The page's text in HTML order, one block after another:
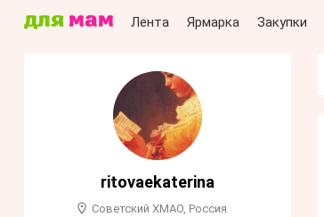
Лента Ярмарка Закупки
ritovaekaterina
Советский ХМАО, Россия